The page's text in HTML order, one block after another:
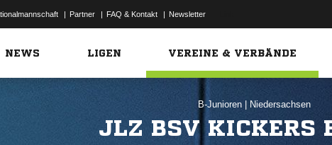
| Partner | FAQ & Kontakt | Newsletter
NEWS LIGEN VEREINE & VERBÄNDE
B-Junioren Niedersachsen
JLZ BSV KICKERS